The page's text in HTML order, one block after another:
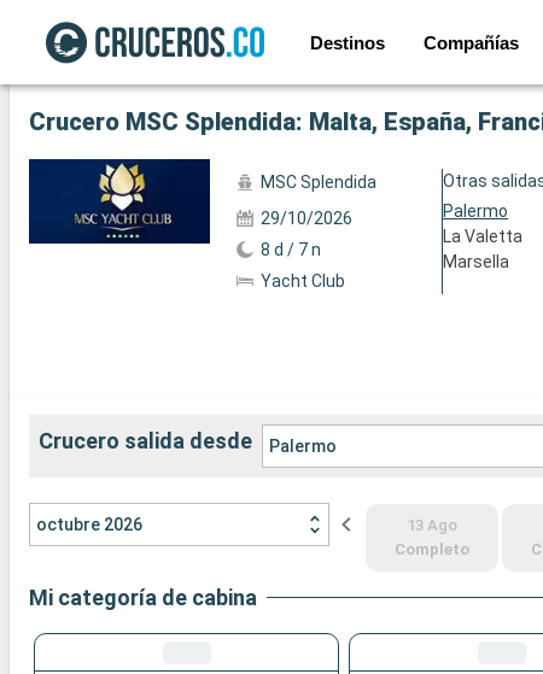
Destinos Compañías
Ver las 137 fotos siguientes
Crucero MSC Splendida: Malta, España,
MSC Splendida
29/10/2026
8 d / 7 n
Yacht Club
Otras
Palermo
La Valetta
Marsella
Crucero salida desde Palermo
octubre 2026
13 Ago
Completo
Mi categoría de cabina